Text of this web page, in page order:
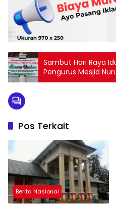
Sambut Hari Raya
Pengurus Mesjid
Menerima
Pos Terkait
Berita Nasional